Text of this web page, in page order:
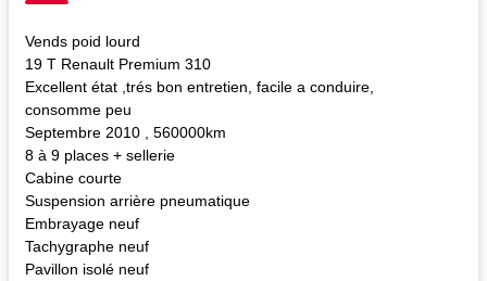
Vends poid lourd
19 T Renault Premium 310
Excellent état ,trés bon entretien, facile a conduire,
consomme peu
Septembre 2010 , 560000km
8 à 9 places + sellerie
Cabine courte
Suspension arrière pneumatique
Embrayage neuf
Tachygraphe neuf
Pavillon isolé neuf